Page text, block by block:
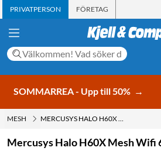
PRIVATPERSON FÖRETAG
SOMMARREA - Upp till 50% →
MESH MERCUSYS HALO H60X MESH WIFI 6-SYSTEM 2-PACK
Mercusys Halo H60X Mesh Wifi